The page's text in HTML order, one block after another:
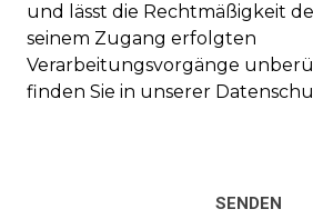
und lässt die Rechtmäßigkeit
seinem Zugang erfolgten
Verarbeitungsvorgänge
finden Sie in unserer
SENDEN